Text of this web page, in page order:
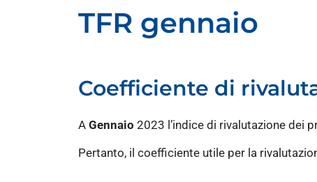
TFR gennaio
Coefficiente di
A Gennaio 2023 l’indice di rivalutazione dei
Pertanto, il coefficiente utile per la